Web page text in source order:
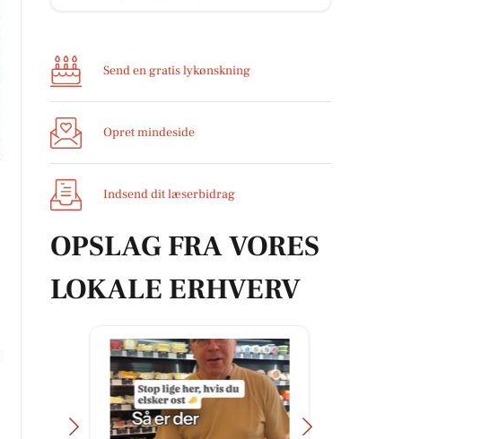
Send en gratis lykønskning
Opret mindeside
Indsend dit læserbidrag
OPSLAG FRA VORES
LOKALE ERHVERV